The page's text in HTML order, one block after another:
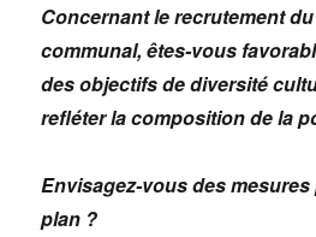
Concernant le recrutement
communal, êtes-vous
des objectifs de diversité
refléter la composition de la
Envisagez-vous des
plan ?